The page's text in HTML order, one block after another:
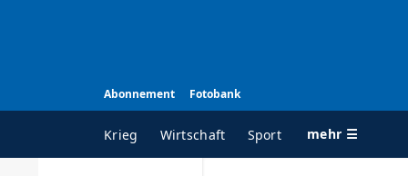
Abonnement Fotobank
Krieg Wirtschaft Sport mehr ☰